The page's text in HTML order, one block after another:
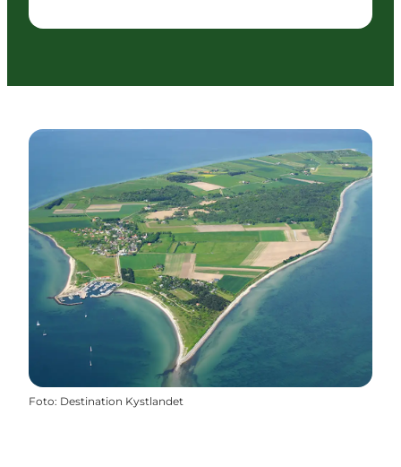
Foto: Destination Kystlandet